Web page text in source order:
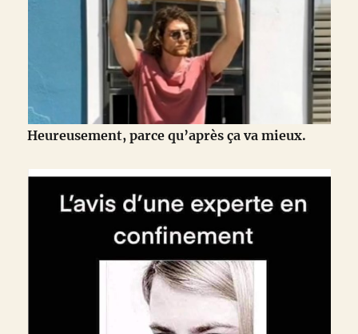
Heureusement, parce qu’après ça va mieux.